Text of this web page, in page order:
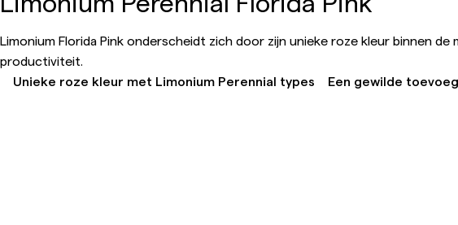
Limonium Florida Pink onderscheidt zich door zijn unieke roze kleur binnen
productiviteit.
Unieke roze kleur met Limonium Perennial types
Een gewilde